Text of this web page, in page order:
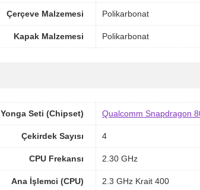
Çerçeve Malzemesi Polikarbonat
Kapak Malzemesi Polikarbonat
Yonga Seti (Chipset) Qualcomm Snapdragon
Çekirdek Sayısı 4
CPU Frekansı 2.30 GHz
Ana İşlemci (CPU) 2.3 GHz Krait 400